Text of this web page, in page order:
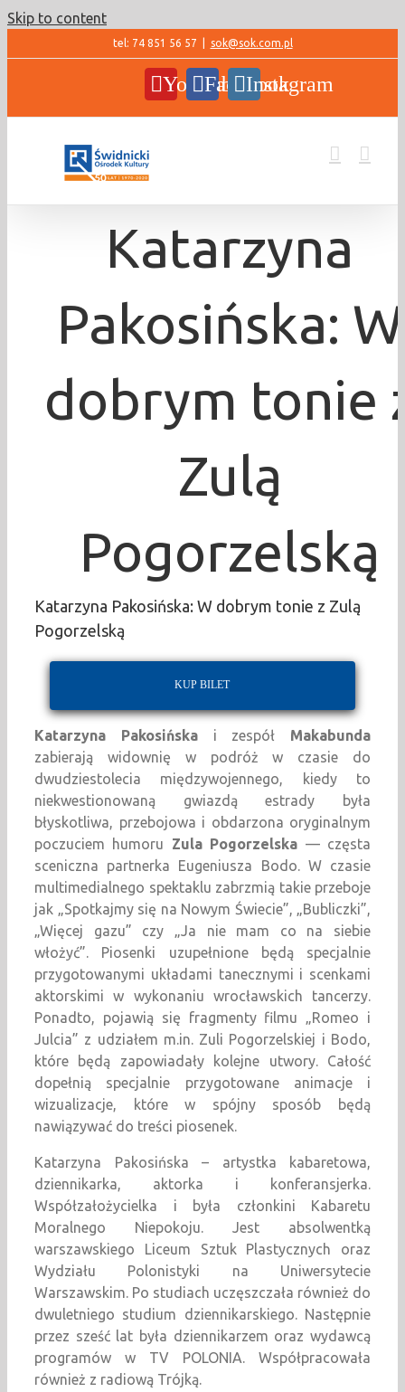
Skip to content
tel: 74 851 56 57 sok@sok.com.pl
YouTubeFacebookInstagram
Katarzyna
Pakosińska: W
dobrym tonie
Zulą
Pogorzelską
Katarzyna Pakosińska: W dobrym tonie z Zulą
Pogorzelską
KUP BILET
Katarzyna Pakosińskai zespół Makabunda
zabierają widownię w podróż w czasie do
dwudziestolecia międzywojennego, kiedy to
niekwestionowaną gwiazdą estrady była
błyskotliwa, przebojowa i obdarzona oryginalnym
poczuciem humoru Zula Pogorzelska — częsta
sceniczna partnerka Eugeniusza Bodo. W czasie
multimedialnego spektaklu zabrzmią takie przeboje
jak „Spotkajmy się na Nowym Świecie”, „Bubliczki”,
„Więcej gazu” czy „Ja nie mam co na siebie
włożyć”. Piosenki uzupełnione będą specjalnie
przygotowanymi układami tanecznymi i scenkami
aktorskimi w wykonaniu wrocławskich tancerzy.
Ponadto, pojawią się fragmenty filmu „Romeo i
Julcia” z udziałem m.in. Zuli Pogorzelskiej i Bodo,
które będą zapowiadały kolejne utwory. Całość
dopełnią specjalnie przygotowane animacje i
wizualizacje, które w spójny sposób będą
nawiązywać do treści piosenek.
Katarzyna Pakosińska – artystka kabaretowa,
dziennikarka, aktorka i konferansjerka.
Współzałożycielka i była członkini Kabaretu
Moralnego Niepokoju. Jest absolwentką
warszawskiego Liceum Sztuk Plastycznych oraz
Wydziału Polonistyki na Uniwersytecie
Warszawskim. Po studiach uczęszczała również do
dwuletniego studium dziennikarskiego. Następnie
przez sześć lat była dziennikarzem oraz wydawcą
programów w TV POLONIA. Współpracowała
również z radiową Trójką.